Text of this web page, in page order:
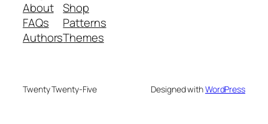
About
FAQs
Authors
Shop
Patterns
Themes
Twenty Twenty-Five Designed withWordPress